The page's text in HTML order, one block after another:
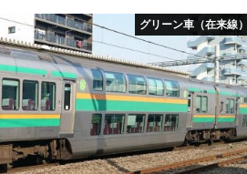
グリーン車（在来線）